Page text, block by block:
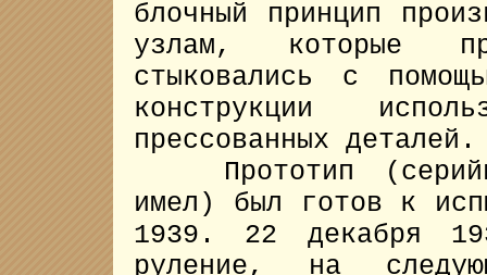
блочный принцип
узлам, которые
стыковались с
конструкции
прессованных деталей.
Прототип
имел) был готов к
1939. 22 декабря
руление, на